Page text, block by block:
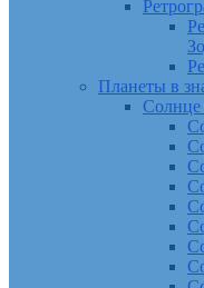
Планеты в
Солнце